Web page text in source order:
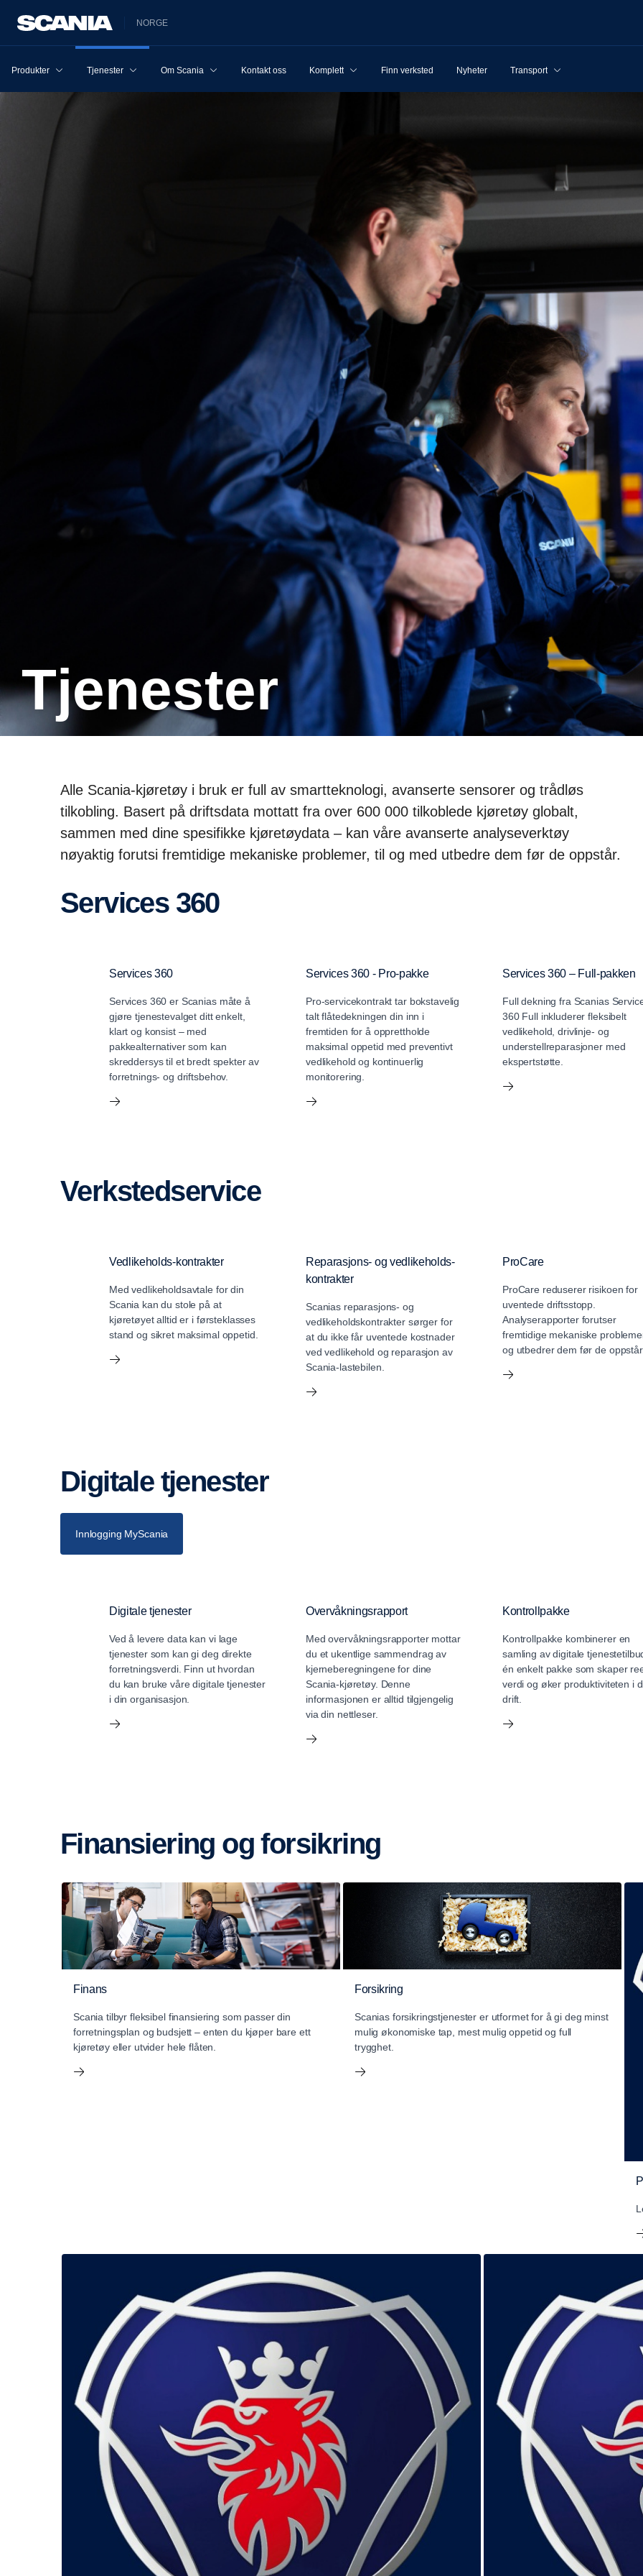
NORGE
Produkter Tjenester Om Scania Kontakt oss Komplett Finn verksted Nyheter Transport
Tjenester
Alle Scania-kjøretøy i bruk er full av smartteknologi, avanserte sensorer og trådløs
tilkobling. Basert på driftsdata mottatt fra over 600 000 tilkoblede kjøretøy globalt,
sammen med dine spesifikke kjøretøydata – kan våre avanserte analyseverktøy
nøyaktig forutsi fremtidige mekaniske problemer, til og med utbedre dem før de oppstår.
Services 360
Services 360
Services 360 er Scanias måte å
gjøre tjenestevalget ditt enkelt,
klart og konsist – med
pakkealternativer som kan
skreddersys til et bredt spekter av
forretnings- og driftsbehov.
Services 360 - Pro-pakke
Pro-servicekontrakt tar bokstavelig
talt flåtedekningen din inn i
fremtiden for å opprettholde
maksimal oppetid med preventivt
vedlikehold og kontinuerlig
monitorering.
Services 360 – Full-pakken
Full dekning fra Scanias
360 Full inkluderer fleksibelt
vedlikehold, drivlinje- og
understellreparasjoner med
ekspertstøtte.
Verkstedservice
Vedlikeholds-kontrakter
Med vedlikeholdsavtale for din
Scania kan du stole på at
kjøretøyet alltid er i førsteklasses
stand og sikret maksimal oppetid.
Reparasjons- og vedlikeholds-
kontrakter
Scanias reparasjons- og
vedlikeholdskontrakter sørger for
at du ikke får uventede kostnader
ved vedlikehold og reparasjon av
Scania-lastebilen.
ProCare
ProCare reduserer risikoen for
uventede driftsstopp.
Analyserapporter forutser
fremtidige mekaniske
og utbedrer dem før de
Digitale tjenester
Innlogging MyScania
Digitale tjenester
Ved å levere data kan vi lage
tjenester som kan gi deg direkte
forretningsverdi. Finn ut hvordan
du kan bruke våre digitale tjenester
i din organisasjon.
Overvåkningsrapport
Med overvåkningsrapporter mottar
du et ukentlige sammendrag av
kjerneberegningene for dine
Scania-kjøretøy. Denne
informasjonen er alltid tilgjengelig
via din nettleser.
Kontrollpakke
Kontrollpakke kombinerer en
samling av digitale
én enkelt pakke som skaper
verdi og øker produktiviteten i
drift.
Finansiering og forsikring
Finans
Scania tilbyr fleksibel finansiering som passer din
forretningsplan og budsjett – enten du kjøper bare ett
kjøretøy eller utvider hele flåten.
Forsikring
Scanias forsikringstjenester er utformet for å gi deg minst
mulig økonomiske tap, mest mulig oppetid og full
trygghet.